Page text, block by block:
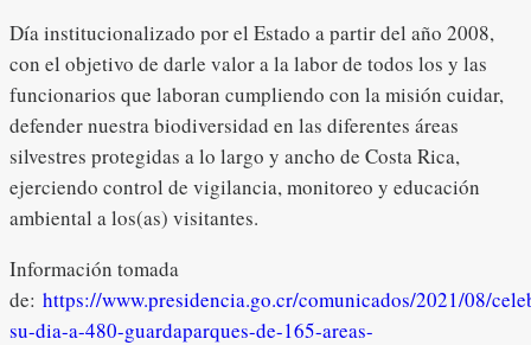
Día institucionalizado por el Estado a partir del año 2008,
con el objetivo de darle valor a la labor de todos los y las
funcionarios que laboran cumpliendo con la misión cuidar,
defender nuestra biodiversidad en las diferentes áreas
silvestres protegidas a lo largo y ancho de Costa Rica,
ejerciendo control de vigilancia, monitoreo y educación
ambiental a los(as) visitantes.
Información tomada
de: https://www.presidencia.go.cr/comunicados/2021/08/
su-dia-a-480-guardaparques-de-165-areas-